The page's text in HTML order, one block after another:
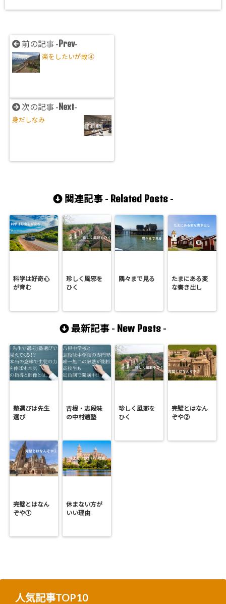
前の記事 -Prev-
楽をしたいが故④
次の記事 -Next-
身だしなみ
関連記事 - Related Posts-
科学は好奇心
が育む
珍しく風邪を
ひく
隅々まで見る
たまにある変
な書き出し
最新記事 - New Posts -
塾選びは先生
選び
吉根・志段味
の中村適塾
珍しく風邪を
ひく
完璧とはなん
ぞや②
完璧とはなん
ぞや①
休まない方が
いい理由
人気記事TOP10